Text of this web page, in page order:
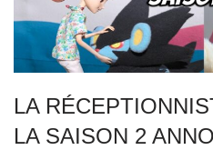
LA
LA SAISON 2